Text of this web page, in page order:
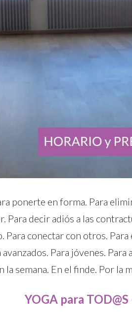
ponerte en forma. Para
Para decir adiós a las
Para conectar con otros.
Para jóvenes.
la semana. En el finde. Por la
YOGA para